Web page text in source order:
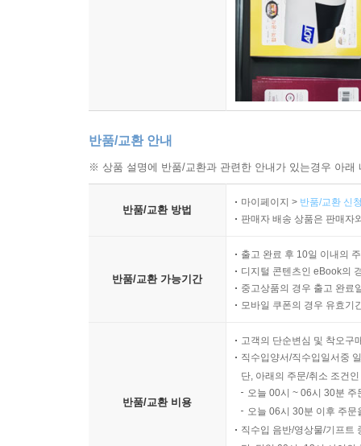
반품/교환 안내
※ 상품 설명에 반품/교환과 관련한 안내가 있는경우 아
반품/교환 방법
마이페이지 > 반품/교환 신
판매자 배송 상품은 판매자
반품/교환 가능기간
출고 완료 후 10일 이내의
디지털 콘텐츠인 eBook의
중고상품의 경우 출고 완료
모바일 쿠폰의 경우 유효기
반품/교환 비용
고객의 단순변심 및 착오구
직수입양서/직수입일서중
단, 아래의 주문/취소 조건
오늘 00시 ~ 06시 30분
오늘 06시 30분 이후 주
직수입 음반/영상물/기프트